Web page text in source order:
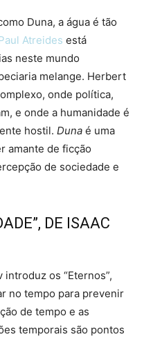
Duna, a água é tão
Atreides está
neste mundo
melange. Herbert
onde política,
e onde a humanidade é
hostil. Duna é uma
amante de ficção
de sociedade e
DE ISAAC
os “Eternos”,
no tempo para prevenir
de tempo e as
temporais são pontos